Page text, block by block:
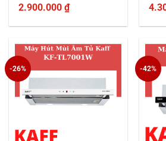
Giá
4.780.000 ₫.
2.900.000₫
tại
là:
2.900.000 ₫.
Giá
tại
là:
-26% -42%